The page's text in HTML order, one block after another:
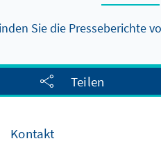
Sie die Presseberichte
Teilen
Kontakt